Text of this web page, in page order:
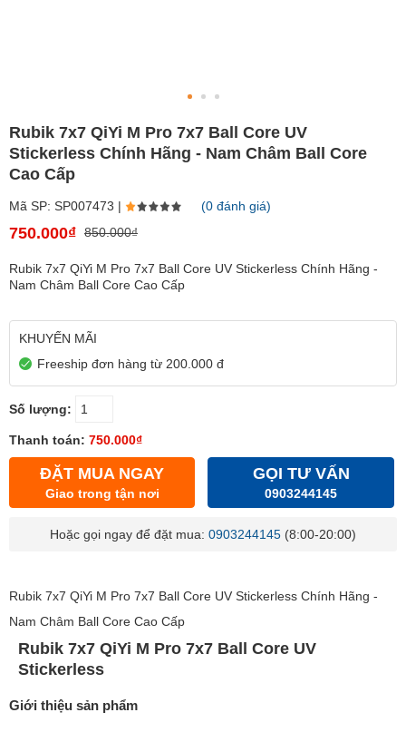
Rubik 7x7 QiYi M Pro 7x7 Ball Core UV
Stickerless Chính Hãng - Nam Châm Ball Core
Cao Cấp
Mã SP: SP007473 | (0 đánh giá)
750.000₫ 850.000₫
Rubik 7x7 QiYi M Pro 7x7 Ball Core UV Stickerless Chính Hãng -
Nam Châm Ball Core Cao Cấp
KHUYẾN MÃI
Freeship đơn hàng từ 200.000 đ
Số lượng:
Thanh toán: 750.000₫
ĐẶT MUA NGAY
Giao trong tận nơi
GỌI TƯ VẤN
0903244145
Hoặc gọi ngay để đặt mua: 0903244145 (8:00-20:00)
Rubik 7x7 QiYi M Pro 7x7 Ball Core UV Stickerless Chính Hãng -
Nam Châm Ball Core Cao Cấp
Rubik 7x7 QiYi M Pro 7x7 Ball Core UV
Stickerless
Giới thiệu sản phẩm